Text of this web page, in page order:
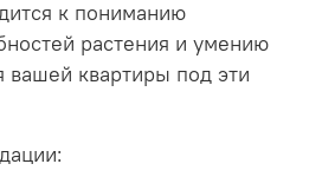
к пониманию
растения и умению
вашей квартиры под эти